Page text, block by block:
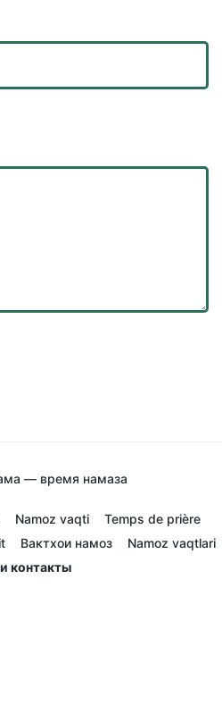
— время намаза
Namoz vaqti
Temps de prière
Вактхои намоз
Namoz vaqtlari
контакты